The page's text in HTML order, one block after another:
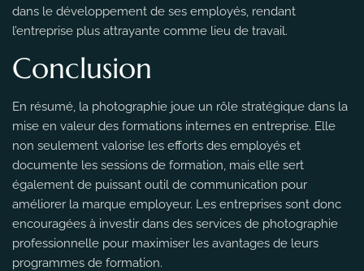
dans le développement de ses employés, rendant
l’entreprise plus attrayante comme lieu de travail.
Conclusion
En résumé, la photographie joue un rôle stratégique dans la
mise en valeur des formations internes en entreprise. Elle
non seulement valorise les efforts des employés et
documente les sessions de formation, mais elle sert
également de puissant outil de communication pour
améliorer la marque employeur. Les entreprises sont donc
encouragées à investir dans des services de photographie
professionnelle pour maximiser les avantages de leurs
programmes de formation.